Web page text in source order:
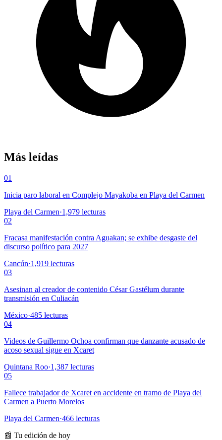
Más leídas
01
Inicia paro laboral en Complejo Mayakoba en Playa del Carmen
Playa del Carmen·1,979 lecturas
02
Fracasa manifestación contra Aguakan; se exhibe desgaste del
discurso político para 2027
Cancún·1,919 lecturas
03
Asesinan al creador de contenido César Gastélum durante
transmisión en Culiacán
México·485 lecturas
04
Videos de Guillermo Ochoa confirman que danzante acusado de
acoso sexual sigue en Xcaret
Quintana Roo·1,387 lecturas
05
Fallece trabajador de Xcaret en accidente en tramo de Playa del
Carmen a Puerto Morelos
Playa del Carmen·466 lecturas
📰 Tu edición de hoy